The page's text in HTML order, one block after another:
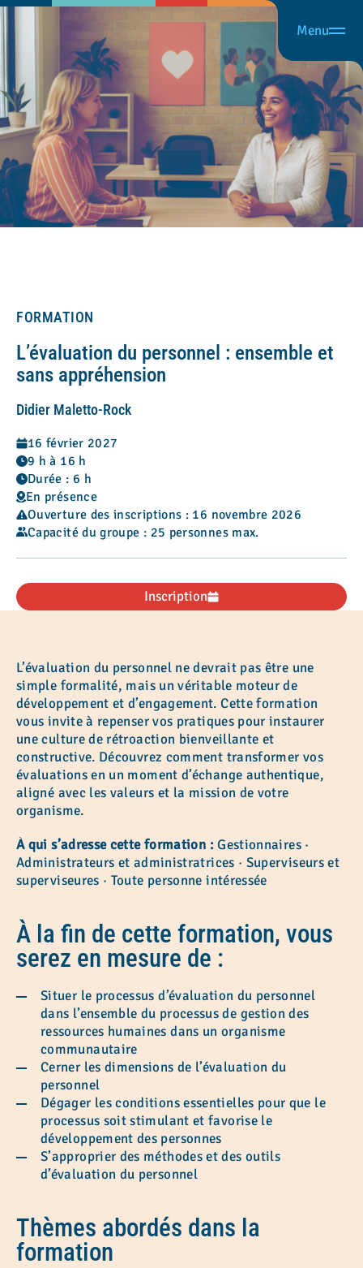
Menu
FORMATION
L’évaluation du personnel : ensemble et
sans appréhension
Didier Maletto-Rock
16 février 2027
9 h à 16 h
Durée : 6 h
En présence
Ouverture des inscriptions : 16 novembre 2026
Capacité du groupe : 25 personnes max.
Inscription
L’évaluation du personnel ne devrait pas être une
simple formalité, mais un véritable moteur de
développement et d’engagement. Cette formation
vous invite à repenser vos pratiques pour instaurer
une culture de rétroaction bienveillante et
constructive. Découvrez comment transformer vos
évaluations en un moment d’échange authentique,
aligné avec les valeurs et la mission de votre
organisme.
À qui s’adresse cette formation :Gestionnaires ·
Administrateurs et administratrices · Superviseurs et
superviseures · Toute personne intéressée
À la fin de cette formation, vous
serez en mesure de :
Situer le processus d’évaluation du personnel
dans l’ensemble du processus de gestion des
ressources humaines dans un organisme
communautaire
Cerner les dimensions de l’évaluation du
personnel
Dégager les conditions essentielles pour que le
processus soit stimulant et favorise le
développement des personnes
S’approprier des méthodes et des outils
d’évaluation du personnel
Thèmes abordés dans la
formation